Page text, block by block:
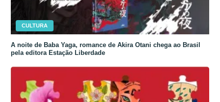
CULTURA
A noite de Baba Yaga, romance de Akira Otani chega ao Brasil
pela editora Estação Liberdade